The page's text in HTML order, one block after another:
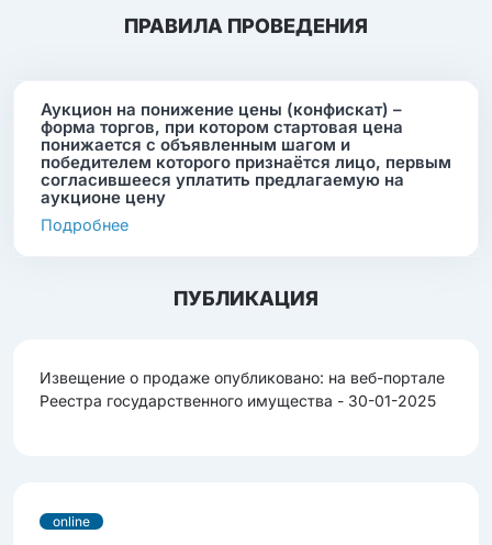
ПРАВИЛА ПРОВЕДЕНИЯ
Аукцион на понижение цены (конфискат) –
форма торгов, при котором стартовая цена
понижается с объявленным шагом и
победителем которого признаётся лицо, первым
согласившееся уплатить предлагаемую на
аукционе цену
Подробнее
ПУБЛИКАЦИЯ
Извещение о продаже опубликовано: на веб-портале
Реестра государственного имущества - 30-01-2025
online